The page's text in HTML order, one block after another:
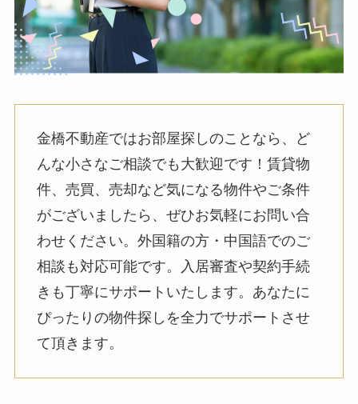
金橋不動産ではお部屋探しのことなら、ど
んな小さなご相談でも大歓迎です！賃貸物
件、売買、売却など気になる物件やご条件
がございましたら、ぜひお気軽にお問い合
わせください。外国籍の方・中国語でのご
相談も対応可能です。入居審査や契約手続
きも丁寧にサポートいたします。あなたに
ぴったりの物件探しを全力でサポートさせ
て頂きます。